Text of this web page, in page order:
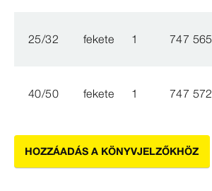
25/32 fekete 1 747 565
40/50 fekete 1 747 572
HOZZÁADÁS A KÖNYVJELZŐKHÖZ